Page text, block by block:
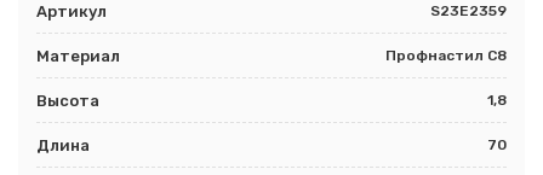
Артикул S23E2359
Материал Профнастил С8
Высота 1,8
Длина 70